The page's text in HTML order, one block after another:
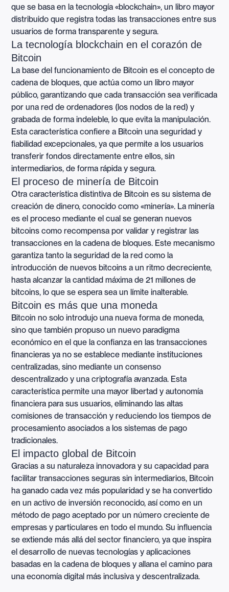
que se basa en la tecnología «blockchain», un libro mayor
distribuido que registra todas las transacciones entre sus
usuarios de forma transparente y segura.
La tecnología blockchain en el corazón de
Bitcoin
La base del funcionamiento de Bitcoin es el concepto de
cadena de bloques, que actúa como un libro mayor
público, garantizando que cada transacción sea verificada
por una red de ordenadores (los nodos de la red) y
grabada de forma indeleble, lo que evita la manipulación.
Esta característica confiere a Bitcoin una seguridad y
fiabilidad excepcionales, ya que permite a los usuarios
transferir fondos directamente entre ellos, sin
intermediarios, de forma rápida y segura.
El proceso de minería de Bitcoin
Otra característica distintiva de Bitcoin es su sistema de
creación de dinero, conocido como «minería». La minería
es el proceso mediante el cual se generan nuevos
bitcoins como recompensa por validar y registrar las
transacciones en la cadena de bloques. Este mecanismo
garantiza tanto la seguridad de la red como la
introducción de nuevos bitcoins a un ritmo decreciente,
hasta alcanzar la cantidad máxima de 21 millones de
bitcoins, lo que se espera sea un límite inalterable.
Bitcoin es más que una moneda
Bitcoin no solo introdujo una nueva forma de moneda,
sino que también propuso un nuevo paradigma
económico en el que la confianza en las transacciones
financieras ya no se establece mediante instituciones
centralizadas, sino mediante un consenso
descentralizado y una criptografía avanzada. Esta
característica permite una mayor libertad y autonomía
financiera para sus usuarios, eliminando las altas
comisiones de transacción y reduciendo los tiempos de
procesamiento asociados a los sistemas de pago
tradicionales.
El impacto global de Bitcoin
Gracias a su naturaleza innovadora y su capacidad para
facilitar transacciones seguras sin intermediarios, Bitcoin
ha ganado cada vez más popularidad y se ha convertido
en un activo de inversión reconocido, así como en un
método de pago aceptado por un número creciente de
empresas y particulares en todo el mundo. Su influencia
se extiende más allá del sector financiero, ya que inspira
el desarrollo de nuevas tecnologías y aplicaciones
basadas en la cadena de bloques y allana el camino para
una economía digital más inclusiva y descentralizada.